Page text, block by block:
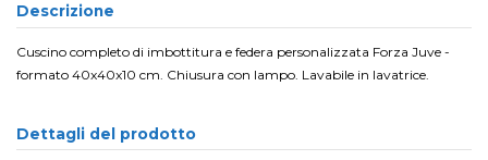
Descrizione
Cuscino completo di imbottitura e federa personalizzata Forza Juve -
formato 40x40x10 cm. Chiusura con lampo. Lavabile in lavatrice.
Dettagli del prodotto